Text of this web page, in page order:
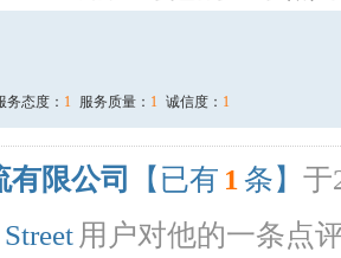
务态度： 1 服务质量： 1 诚信度： 1
限公司 【已有 1 条】 于
用户对他的一条点